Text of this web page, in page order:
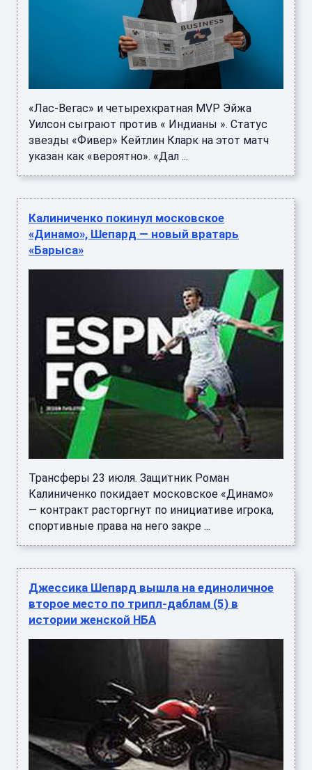
«Лас-Вегас» и четырехкратная MVP Эйжа
Уилсон сыграют против « Индианы ». Статус
звезды «Фивер» Кейтлин Кларк на этот матч
указан как «вероятно». «Дал ...
Калиниченко покинул московское
«Динамо», Шепард — новый вратарь
«Барыса»
Трансферы 23 июля. Защитник Роман
Калиниченко покидает московское «Динамо»
— контракт расторгнут по инициативе игрока,
спортивные права на него закре ...
Джессика Шепард вышла на единоличное
второе место по трипл-даблам (5) в
истории женской НБА